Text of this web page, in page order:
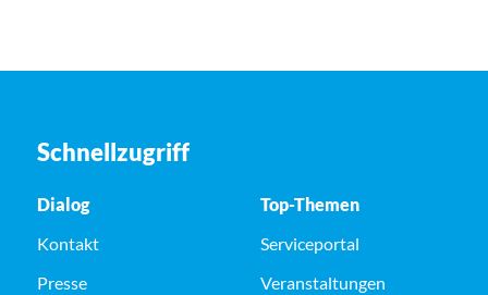
Schnellzugriff
Dialog
Kontakt
Presse
Top-Themen
Serviceportal
Veranstaltungen